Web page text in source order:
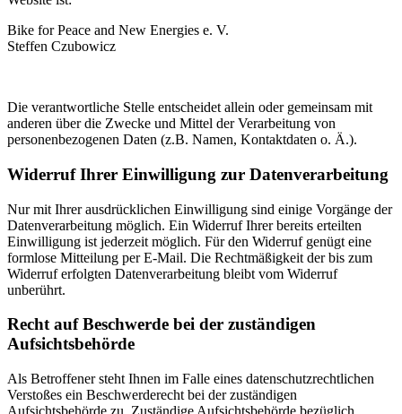
Bike for Peace and New Energies e. V.
Steffen Czubowicz
Die verantwortliche Stelle entscheidet allein oder gemeinsam mit
anderen über die Zwecke und Mittel der Verarbeitung von
personenbezogenen Daten (z.B. Namen, Kontaktdaten o. Ä.).
Widerruf Ihrer Einwilligung zur Datenverarbeitung
Nur mit Ihrer ausdrücklichen Einwilligung sind einige Vorgänge der
Datenverarbeitung möglich. Ein Widerruf Ihrer bereits erteilten
Einwilligung ist jederzeit möglich. Für den Widerruf genügt eine
formlose Mitteilung per E-Mail. Die Rechtmäßigkeit der bis zum
Widerruf erfolgten Datenverarbeitung bleibt vom Widerruf
unberührt.
Recht auf Beschwerde bei der zuständigen
Aufsichtsbehörde
Als Betroffener steht Ihnen im Falle eines datenschutzrechtlichen
Verstoßes ein Beschwerderecht bei der zuständigen